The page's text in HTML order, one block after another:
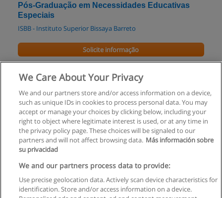
Pós-Graduação em Necessidades Educativas
Especiais
ISBB - Instituto Superior Bissaya Barreto
Solicite informação
Licenciatura em Educação
Solicite informação
Regras de uso
Privacidade de dados
We Care About Your Privacy
We and our partners store and/or access information on a device,
such as unique IDs in cookies to process personal data. You may
accept or manage your choices by clicking below, including your
right to object where legitimate interest is used, or at any time in
the privacy policy page. These choices will be signaled to our
partners and will not affect browsing data. Más información sobre
su privacidad
We and our partners process data to provide:
Use precise geolocation data. Actively scan device characteristics for
identification. Store and/or access information on a device.